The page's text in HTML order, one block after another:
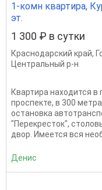
1-комн квартира,
эт.
1 300 ₽ в сутки
Краснодарский край,
Центральный р-н
Квартира находится в
проспекте, в 300
остановка
"Перекресток",
двор. Имеется вся
Денис